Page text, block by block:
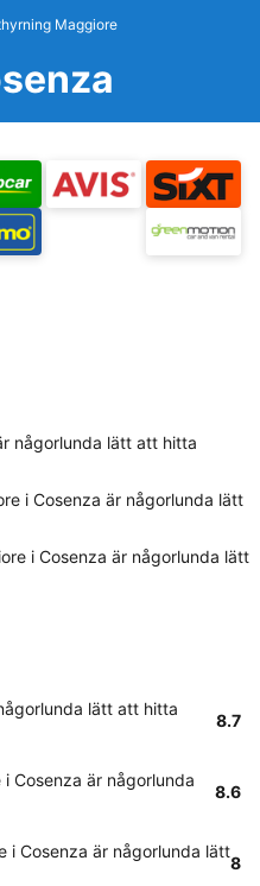
Maggiore
någorlunda lätt att hitta
i Cosenza är någorlunda lätt
i Cosenza är någorlunda lätt
lätt att hitta
8.7
Cosenza är någorlunda
8.6
i Cosenza är någorlunda lätt
8